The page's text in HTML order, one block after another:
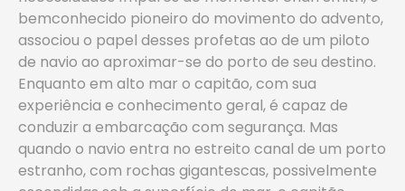
bemconhecido pioneiro do movimento do advento,
associou o papel desses profetas ao de um piloto
de navio ao aproximar-se do porto de seu destino.
Enquanto em alto mar o capitão, com sua
experiência e conhecimento geral, é capaz de
conduzir a embarcação com segurança. Mas
quando o navio entra no estreito canal de um porto
estranho, com rochas gigantescas, possivelmente